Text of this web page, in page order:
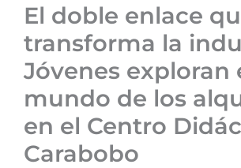
El doble enlace
transforma la
Jóvenes exploran
mundo de los
en el Centro
Carabobo